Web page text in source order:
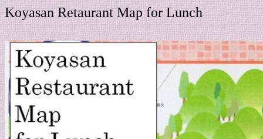
Koyasan Retaurant Map for Lunch